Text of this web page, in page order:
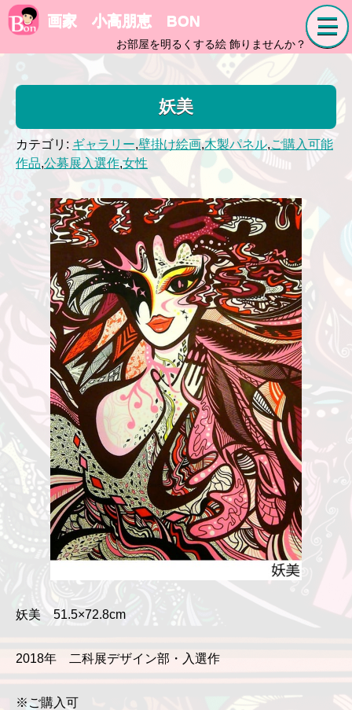
画家 小高朋恵 BON
お部屋を明るくする絵 飾りませんか？
妖美
カテゴリ: ギャラリー,壁掛け絵画,木製パネル,ご購入可能
作品,公募展入選作,女性
妖美 51.5×72.8cm
2018年 二科展デザイン部・入選作
※ご購入可